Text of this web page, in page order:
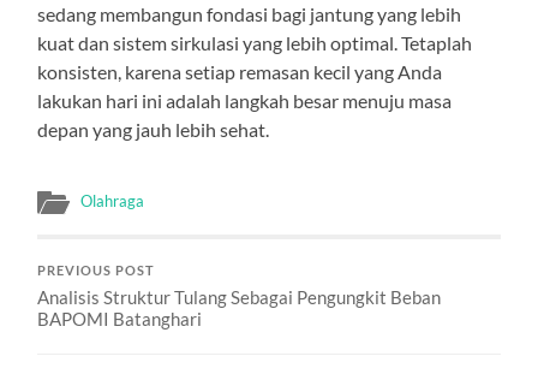
sedang membangun fondasi bagi jantung yang lebih
kuat dan sistem sirkulasi yang lebih optimal. Tetaplah
konsisten, karena setiap remasan kecil yang Anda
lakukan hari ini adalah langkah besar menuju masa
depan yang jauh lebih sehat.
Olahraga
PREVIOUS POST
Analisis Struktur Tulang Sebagai Pengungkit Beban
BAPOMI Batanghari